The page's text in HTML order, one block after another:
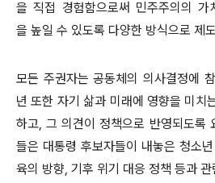
을 직접 경험함으로써 민주주의의 가
을 높일 수 있도록 다양한 방식으로 제
모든 주권자는 공동체의 의사결정에
년 또한 자기 삶과 미래에 영향을 미치
하고, 그 의견이 정책으로 반영되도록
들은 대통령 후보자들이 내놓은 청소
육의 방향, 기후 위기 대응 정책 등과